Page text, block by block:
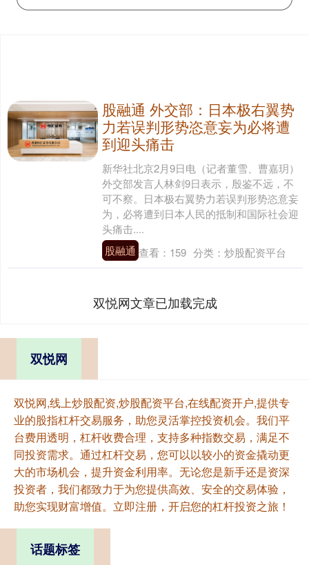
股融通 外交部：日本极右翼势
力若误判形势恣意妄为必将遭
到迎头痛击
新华社北京2月9日电（记者董雪、曹嘉玥）
外交部发言人林剑9日表示，殷鉴不远，不
可不察。日本极右翼势力若误判形势恣意妄
为，必将遭到日本人民的抵制和国际社会迎
头痛击....
股融通 查看： 159 分类： 炒股配资平台
双悦网文章已加载完成
双悦网
双悦网,线上炒股配资,炒股配资平台,在线配资开户,提供专
业的股指杠杆交易服务，助您灵活掌控投资机会。我们平
台费用透明，杠杆收费合理，支持多种指数交易，满足不
同投资需求。通过杠杆交易，您可以以较小的资金撬动更
大的市场机会，提升资金利用率。无论您是新手还是资深
投资者，我们都致力于为您提供高效、安全的交易体验，
助您实现财富增值。立即注册，开启您的杠杆投资之旅！
话题标签